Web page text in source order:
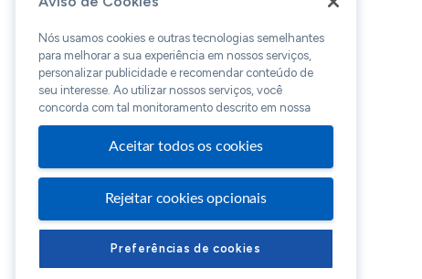
Nós usamos cookies e outras tecnologias semelhantes
para melhorar a sua experiência em nossos serviços,
personalizar publicidade e recomendar conteúdo de
seu interesse. Ao utilizar nossos serviços, você
concorda com tal monitoramento descrito em nossa
Aceitar todos os cookies
Rejeitar cookies opcionais
Preferências de cookies